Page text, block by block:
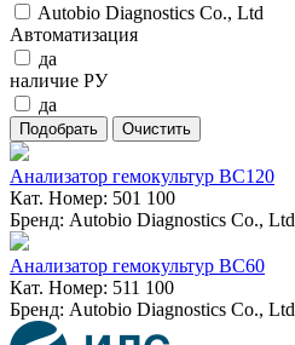
Autobio Diagnostics Co., Ltd
Автоматизация
да
наличие РУ
да
Анализатор гемокультур BC120
Кат. Номер: 501 100
Бренд: Autobio Diagnostics Co., Ltd
Анализатор гемокультур BC60
Кат. Номер: 511 100
Бренд: Autobio Diagnostics Co., Ltd